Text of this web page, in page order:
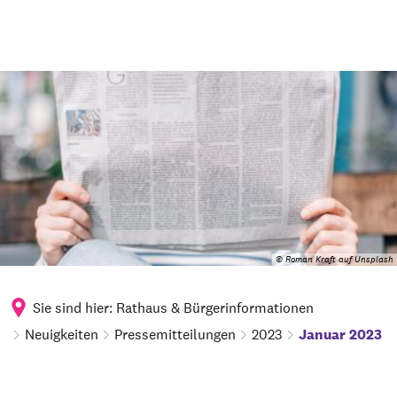
© Roman Kraft auf Unsplash
Sie sind hier: Rathaus & Bürgerinformationen
Neuigkeiten
Pressemitteilungen 2023 Januar 2023